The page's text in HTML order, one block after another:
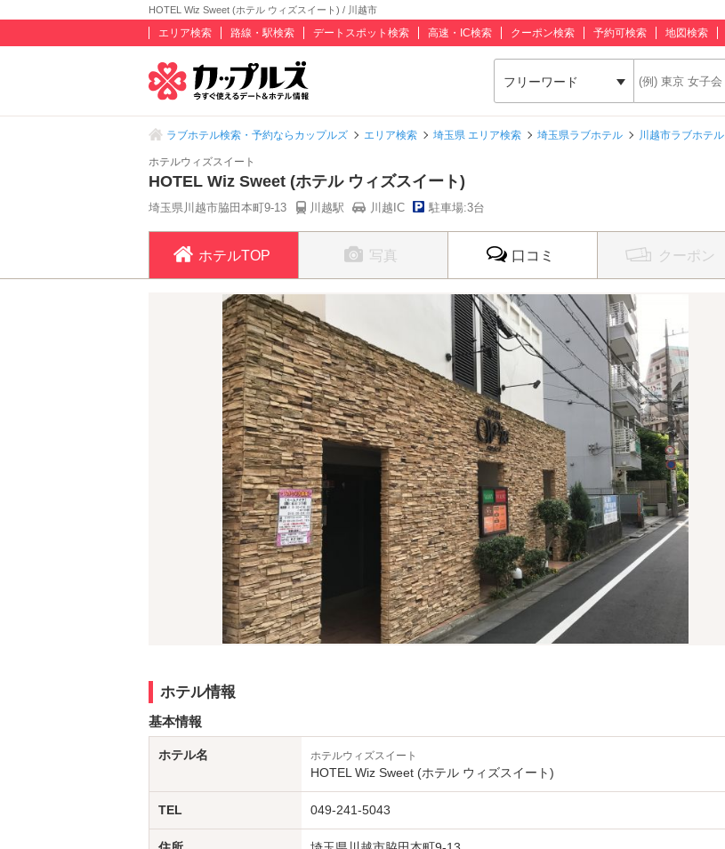
HOTEL Wiz Sweet (ホテル ウィズスイート) / 川越市
エリア検索 路線・駅検索 デートスポット検索 高速・IC検索 クーポン検索 予約可検索 地図検索
フリーワード
ラブホテル検索・予約ならカップルズ エリア検索 埼玉県 エリア検索 埼玉県ラブホテル 川越市ラブホテル
ホテルウィズスイート
HOTEL Wiz Sweet (ホテル ウィズスイート)
埼玉県川越市脇田本町9-13 川越駅 川越IC 駐車場:3台
ホテルTOP 写真 口コミ クーポン
ホテル情報
基本情報
ホテル名 ホテルウィズスイート
HOTEL Wiz Sweet (ホテル ウィズスイート)
TEL 049-241-5043